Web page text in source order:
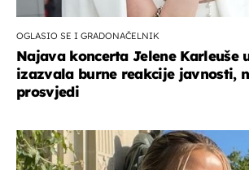
OGLASIO SE I GRADONAČELNIK
Najava koncerta Jelene Karleuše
izazvala burne reakcije javnosti,
prosvjedi